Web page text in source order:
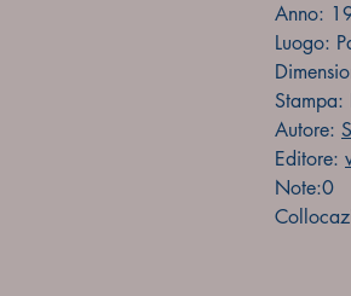
Anno:
Luogo:
Stampa:
Autore:
Editore:
Note:0